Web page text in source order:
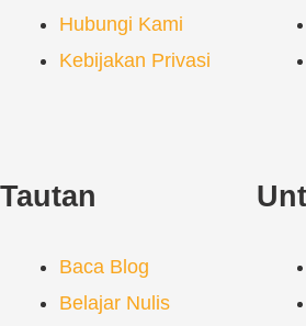
Hubungi Kami
Kebijakan Privasi
Tautan
Baca Blog
Belajar Nulis